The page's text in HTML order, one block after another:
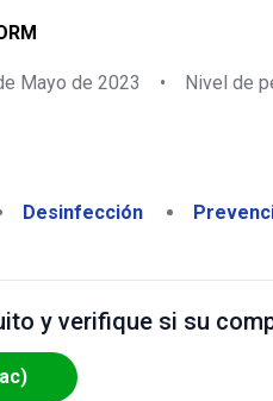
Mayo de 2023 • Nivel de
Desinfección
y verifique si su